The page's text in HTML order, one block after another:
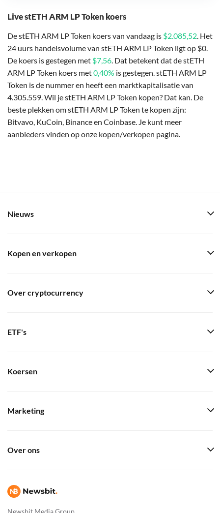
Live stETH ARM LP Token koers
De stETH ARM LP Token koers van vandaag is $2.085,52. Het
24 uurs handelsvolume van stETH ARM LP Token ligt op $0.
De koers is gestegen met $7,56. Dat betekent dat de stETH
ARM LP Token koers met0,40% is gestegen. stETH ARM LP
Token is de nummer en heeft een marktkapitalisatie van
4.305.559. Wil je stETH ARM LP Token kopen? Dat kan. De
beste plekken om stETH ARM LP Token te kopen zijn:
Bitvavo, KuCoin, Binance en Coinbase. Je kunt meer
aanbieders vinden op onze kopen/verkopen pagina.
Newsbit Media Group
Nieuws
Kopen en verkopen
Over cryptocurrency
ETF's
Koersen
Marketing
Over ons